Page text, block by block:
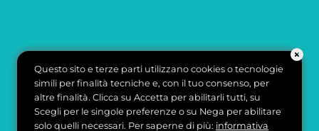
Questo sito e terze parti utilizzano cookies o tecnologie
simili per finalità tecniche e, con il tuo consenso, per
altre finalità. Clicca su Accetta per abilitarli tutti, su
Scegli per le singole preferenze o su Nega per abilitare
solo quelli necessari. Per saperne di più: informativa